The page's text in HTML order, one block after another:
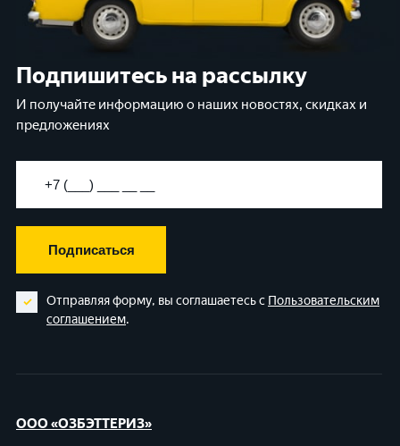
Подпишитесь на рассылку
И получайте информацию о наших новостях, скидках и
предложениях
Подписаться
Отправляя форму, вы соглашаетесь с Пользовательским
соглашением.
ООО «ОЗБЭТТЕРИЗ»